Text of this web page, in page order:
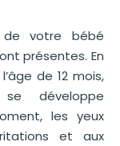
votre bébé
présentes. En
de 12 mois,
développe
les yeux
et aux